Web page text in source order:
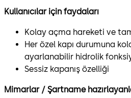
Kullanıcılar için faydaları
Kolay açma hareketi ve
Her özel kapı durumuna
ayarlanabilir hidrolik
Sessiz kapanış özelliği
Mimarlar / Şartname